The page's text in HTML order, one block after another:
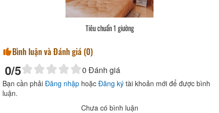
Tiêu chuẩn 1 giường
Bình luận và Đánh giá (0)
0/5 0 Đánh giá
Bạn cần phải Đăng nhập hoặc Đăng ký tài khoản mới để được bình
luận.
Chưa có bình luận